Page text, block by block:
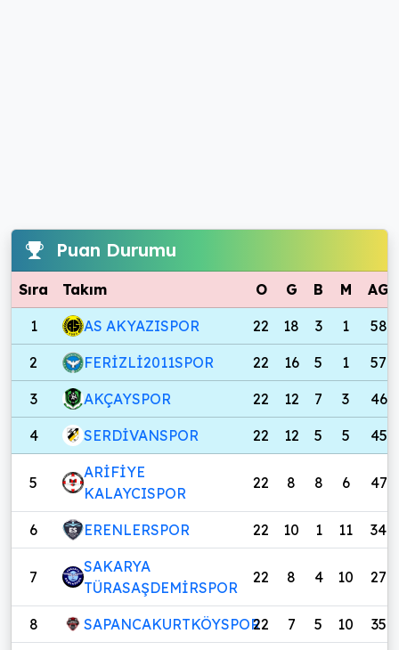
Puan Durumu
Sıra Takım O G B M AG
1 AS AKYAZISPOR 22 18 3 1 58
2 FERİZLİ2011SPOR 22 16 5 1 57
3 AKÇAYSPOR 22 12 7 3 46
4 SERDİVANSPOR 22 12 5 5 45
5
ARİFİYE
KALAYCISPOR
22 8 8 6 47
6 ERENLERSPOR 22 10 1 11 34
7
SAKARYA
TÜRASAŞDEMİRSPOR
22 8 4 10 27
8 SAPANCAKURTKÖYSPOR22 7 5 10 35